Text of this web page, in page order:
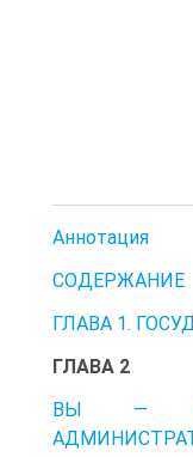
Аннотация
СОДЕРЖАНИЕ
ГЛАВА 1.
ГЛАВА 2
ВЫ —